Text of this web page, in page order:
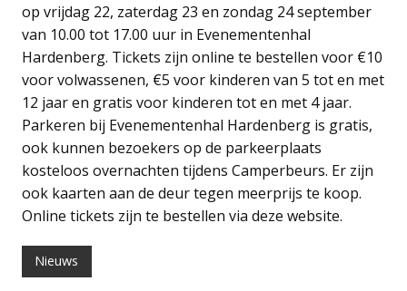
op vrijdag 22, zaterdag 23 en zondag 24 september
van 10.00 tot 17.00 uur in Evenementenhal
Hardenberg. Tickets zijn online te bestellen voor €10
voor volwassenen, €5 voor kinderen van 5 tot en met
12 jaar en gratis voor kinderen tot en met 4 jaar.
Parkeren bij Evenementenhal Hardenberg is gratis,
ook kunnen bezoekers op de parkeerplaats
kosteloos overnachten tijdens Camperbeurs. Er zijn
ook kaarten aan de deur tegen meerprijs te koop.
Online tickets zijn te bestellen via deze website.
Nieuws